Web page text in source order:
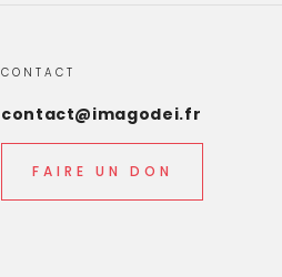
CONTACT
contact@imagodei.fr
FAIRE UN DON